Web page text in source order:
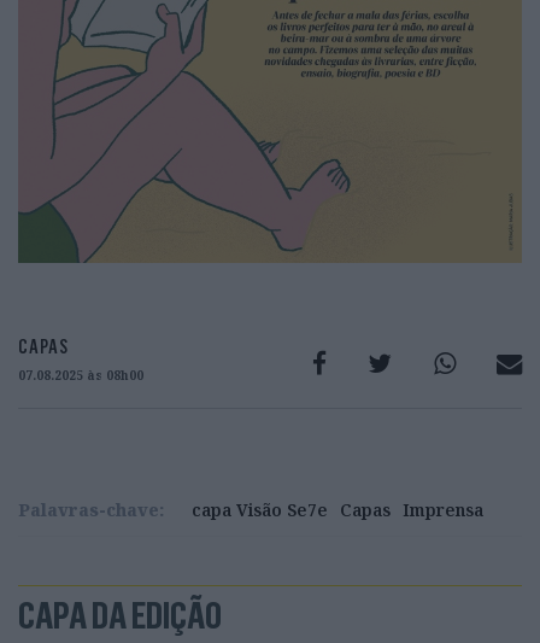
CAPAS
07.08.2025 às 08h00
Palavras-chave: capa Visão Se7e Capas Imprensa
CAPA DA EDIÇÃO